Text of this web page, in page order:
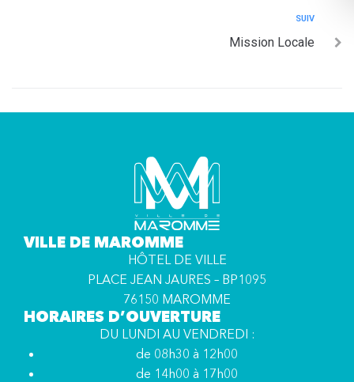
SUIV
Mission Locale
VILLE DE MAROMME
HÔTEL DE VILLE
PLACE JEAN JAURES – BP1095
76150 MAROMME
HORAIRES D’OUVERTURE
DU LUNDI AU VENDREDI :
de 08h30 à 12h00
de 14h00 à 17h00